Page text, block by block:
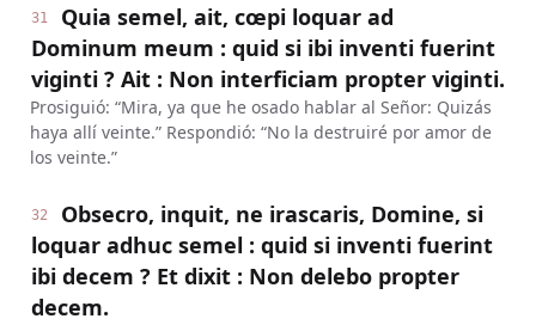
31
Quia semel, ait, cœpi loquar ad
Dominum meum : quid si ibi inventi fuerint
viginti ? Ait : Non interficiam propter viginti.
Prosiguió: “Mira, ya que he osado hablar al Señor: Quizás
haya allí veinte.” Respondió: “No la destruiré por amor de
los veinte.”
32
Obsecro, inquit, ne irascaris, Domine, si
loquar adhuc semel : quid si inventi fuerint
ibi decem ? Et dixit : Non delebo propter
decem.